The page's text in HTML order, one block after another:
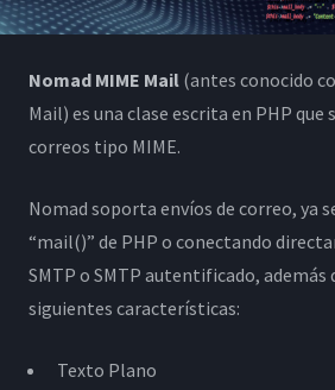
Nomad MIME Mail (antes conocido
Mail) es una clase escrita en PHP que
correos tipo MIME.
Nomad soporta envíos de correo, ya
“mail()” de PHP o conectando
SMTP o SMTP autentificado, además
siguientes características:
Texto Plano